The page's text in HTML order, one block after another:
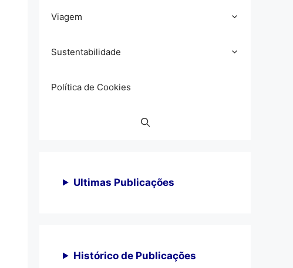
Viagem
Sustentabilidade
Política de Cookies
Ultimas Publicações
Histórico de Publicações